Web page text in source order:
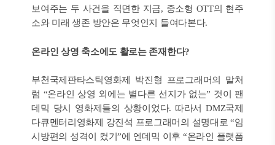
보여주는 두 사건을 직면한 지금, 중소형 OTT의 현주
소와 미래 생존 방안은 무엇인지 들여다본다.
온라인 상영 축소에도 활로는 존재한다?
부천국제판타스틱영화제 박진형 프로그래머의 말처
럼 “온라인 상영 외에는 별다른 선지가 없는” 것이 팬
데믹 당시 영화제들의 상황이었다. 따라서 DMZ국제
다큐멘터리영화제 강진석 프로그래머의 설명대로 “임
시방편의 성격이 컸기”에 엔데믹 이후 “온라인 플랫폼